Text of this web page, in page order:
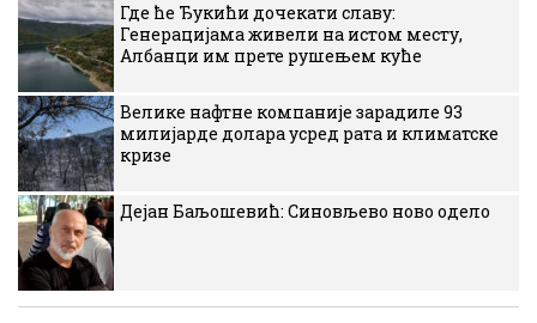
Где ће Ђукићи дочекати славу:
Генерацијама живели на истом месту,
Албанци им прете рушењем куће
Велике нафтне компаније зарадиле 93
милијарде долара усред рата и климатске
кризе
Дејан Баљошевић: Синовљево ново одело